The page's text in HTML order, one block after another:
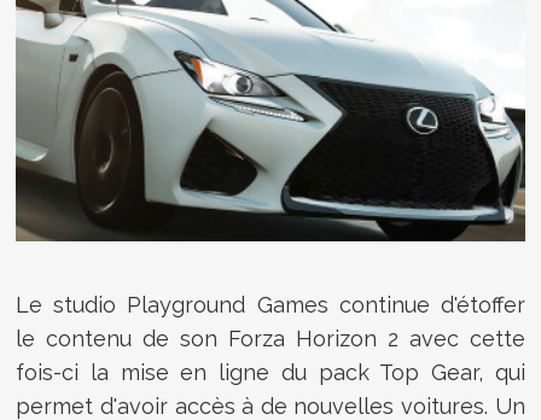
Le studio Playground Games continue d'étoffer
le contenu de son Forza Horizon 2 avec cette
fois-ci la mise en ligne du pack Top Gear, qui
permet d'avoir accès à de nouvelles voitures. Un